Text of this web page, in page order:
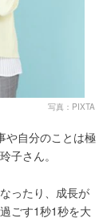
写真：PIXTA
や自分のことは極
子さん。
ったり、成長が
ごす1秒1秒を大